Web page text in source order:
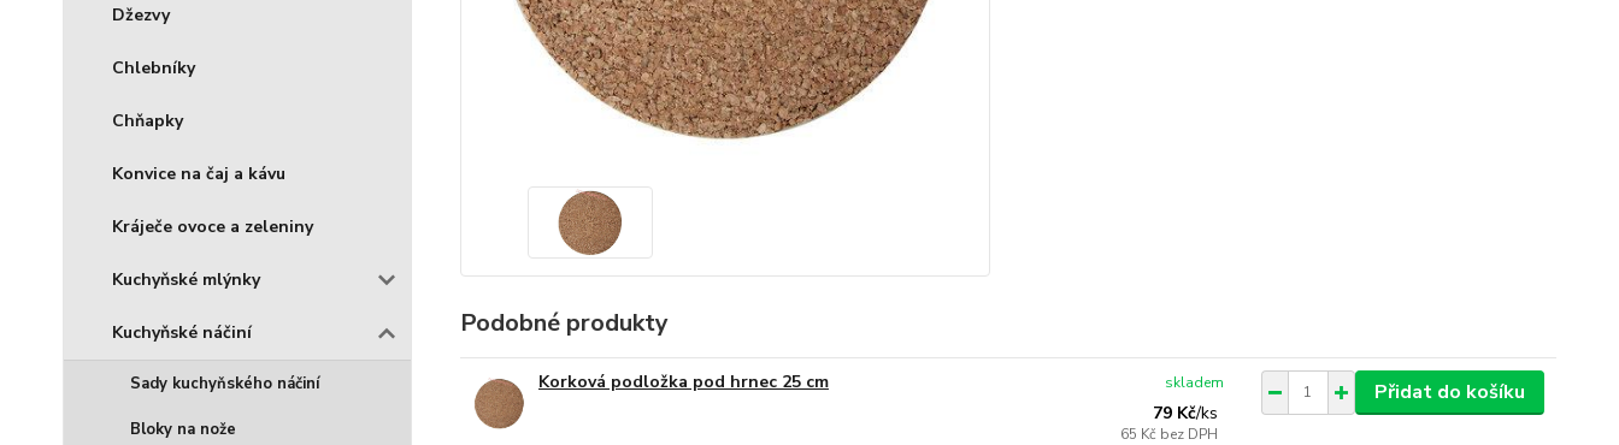
Džezvy
Chlebníky
Chňapky
Konvice na čaj a kávu
Kráječe ovoce a zeleniny
Kuchyňské mlýnky
Kuchyňské náčiní
Sady kuchyňského náčiní
Bloky na nože
Podobné produkty
Korková podložka pod hrnec 25 cm
79 Kč/ks
65 Kč bez DPH
skladem Přidat do košíku